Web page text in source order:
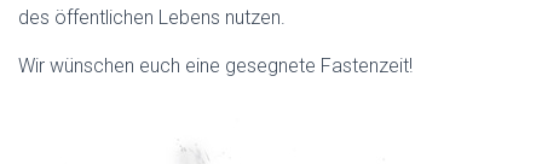
des öffentlichen Lebens nutzen.
Wir wünschen euch eine gesegnete Fastenzeit!